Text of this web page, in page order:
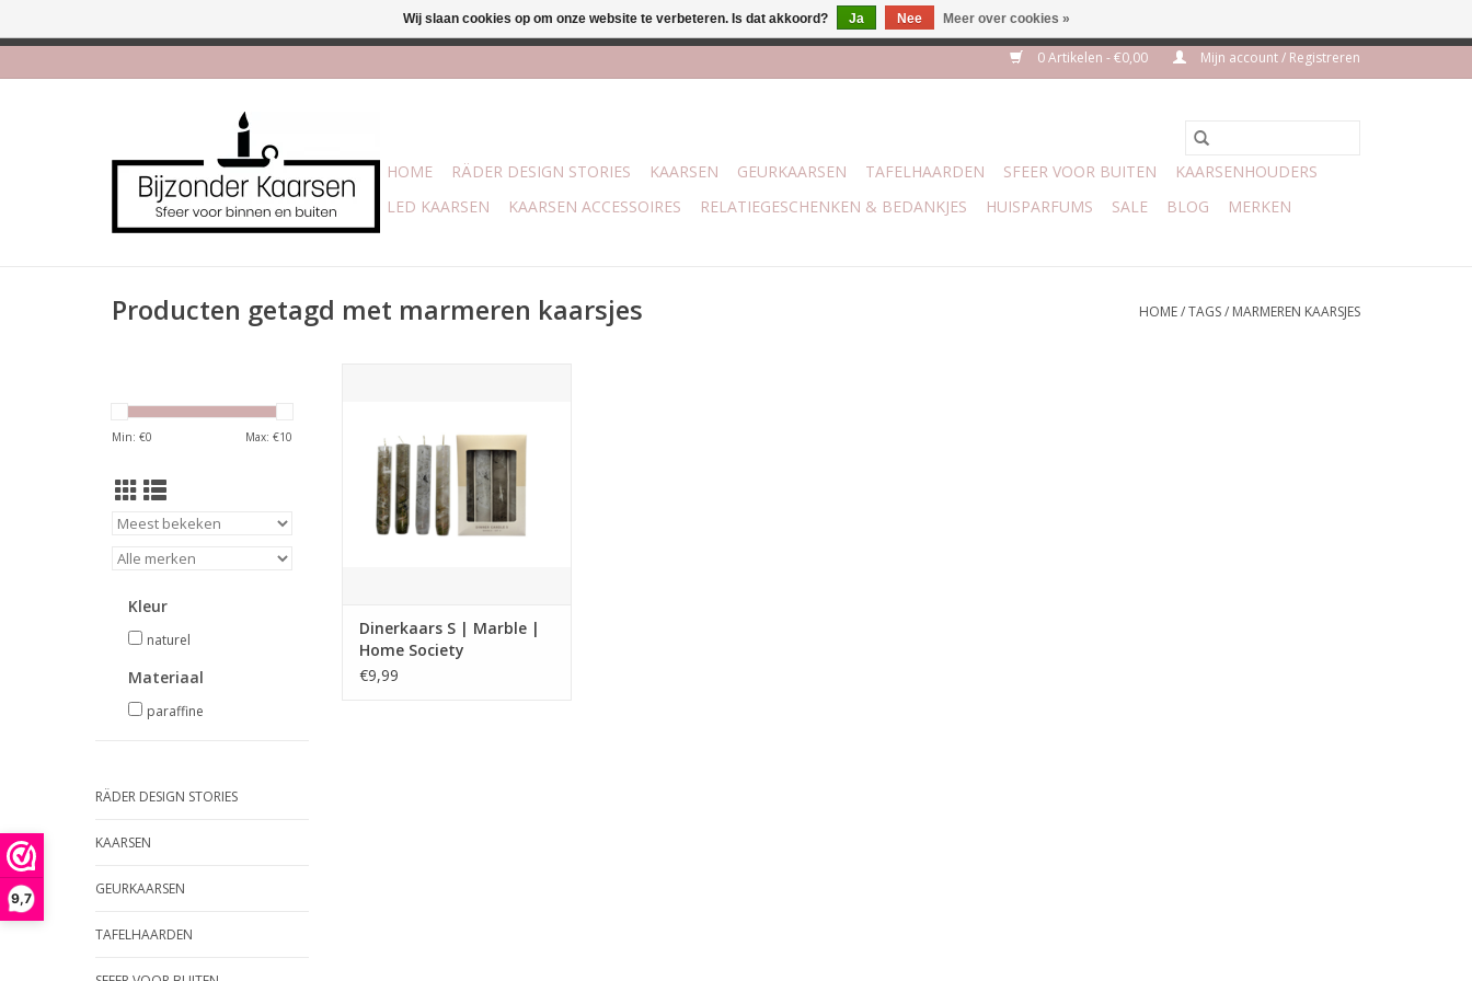
9,7
0 Artikelen - €0,00 Mijn account / Registreren
HOME RÄDER DESIGN STORIES KAARSEN GEURKAARSEN TAFELHAARDEN SFEER VOOR BUITEN
KAARSENHOUDERS
LED KAARSEN
KAARSEN ACCESSOIRES RELATIEGESCHENKEN & BEDANKJES HUISPARFUMS SALE BLOG MERKEN
Producten getagd met marmeren kaarsjes HOME/TAGS/ MARMEREN KAARSJES
Min: €0 Max: €10
Kleur
naturel
Materiaal
paraffine
RÄDER DESIGN STORIES
KAARSEN
GEURKAARSEN
TAFELHAARDEN
TOEVOEGEN AAN WINKELWAGEN
Dinerkaars S | Marble |
Home Society
€9,99
Wij slaan cookies op om onze website te verbeteren. Is dat akkoord? Ja Nee Meer over cookies »
Afhalen is mogelijk bij Trotz Woon & Cadeau | Belvederelaan 107 Zwolle | boven de 70 euro geen verzendkosten